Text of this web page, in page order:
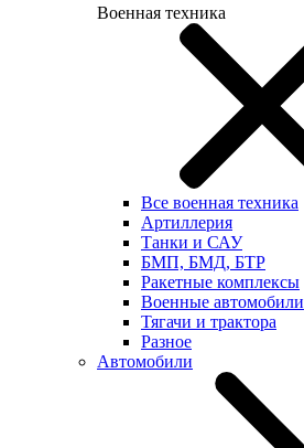
Военная техника
Все военная техника
Артиллерия
Танки и САУ
БМП, БМД, БТР
Ракетные комплексы
Военные автомобили
Тягачи и трактора
Разное
Автомобили